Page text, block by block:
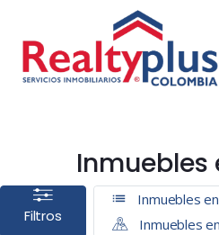
Inmuebles
Filtros
Inmuebles
Inmuebles